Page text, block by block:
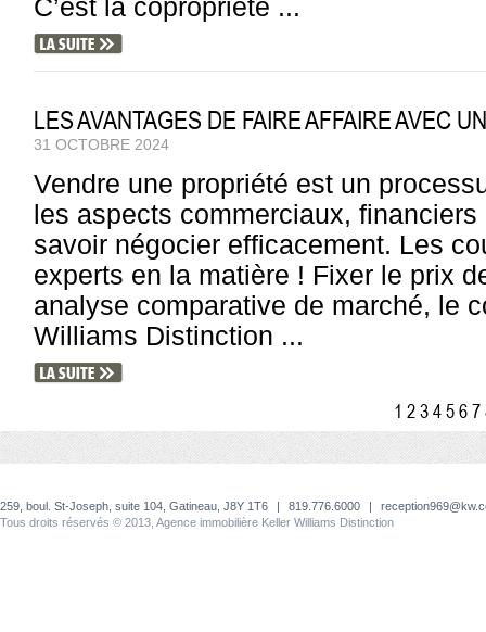
C’est la copropriété ...
LES AVANTAGES DE FAIRE AFFAIRE AVEC
31 OCTOBRE 2024
Vendre une propriété est un
les aspects commerciaux,
savoir négocier efficacement. Les
experts en la matière ! Fixer le prix
analyse comparative de marché, le
Williams Distinction ...
1 234567
259, boul. St-Joseph, suite 104, Gatineau, J8Y 1T6 | 819.776.6000 |
Tous droits réservés © 2013, Agence immobilière Keller Williams Distinction